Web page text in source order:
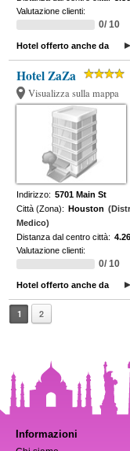
Valutazione clienti:
0/ 10
Hotel offerto anche da
Hotel ZaZa
Visualizza sulla mappa
Indirizzo: 5701 Main St
Città (Zona): Houston
Medico)
Distanza dal centro città:
Valutazione clienti:
0/ 10
Hotel offerto anche da
1 2
Informazioni